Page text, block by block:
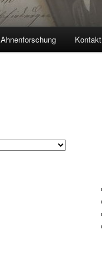
Ahnenforschung Kontakt